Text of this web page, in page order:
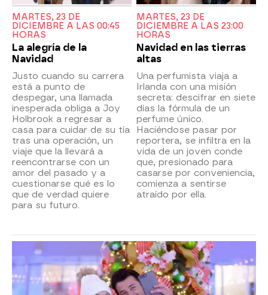
MARTES, 23 DE
DICIEMBRE A LAS 00:45
HORAS
La alegría de la
Navidad
Justo cuando su carrera
está a punto de
despegar, una llamada
inesperada obliga a Joy
Holbrook a regresar a
casa para cuidar de su tía
tras una operación, un
viaje que la llevará a
reencontrarse con un
amor del pasado y a
cuestionarse qué es lo
que de verdad quiere
para su futuro.
MARTES, 23 DE
DICIEMBRE A LAS 23:00
HORAS
Navidad en las tierras
altas
Una perfumista viaja a
Irlanda con una misión
secreta: descifrar en siete
días la fórmula de un
perfume único.
Haciéndose pasar por
reportera, se infiltra en la
vida de un joven conde
que, presionado para
casarse por conveniencia,
comienza a sentirse
atraído por ella.